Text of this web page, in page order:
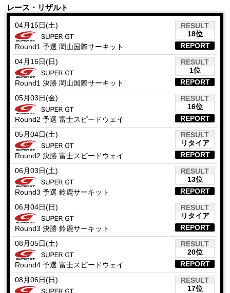
レース・リザルト
04月15日(土)
Round1 予選 岡山国際サーキット
RESULT
18位
REPORT
04月16日(日)
Round1 決勝 岡山国際サーキット
RESULT
1位
REPORT
05月03日(金)
Round2 予選 富士スピードウェイ
RESULT
16位
REPORT
05月04日(土)
Round2 決勝 富士スピードウェイ
RESULT
リタイア
REPORT
06月03日(土)
Round3 予選 鈴鹿サーキット
RESULT
13位
REPORT
06月04日(日)
Round3 決勝 鈴鹿サーキット
RESULT
リタイア
REPORT
08月05日(土)
Round4 予選 富士スピードウェイ
RESULT
20位
REPORT
08月06日(日)
RESULT
17位